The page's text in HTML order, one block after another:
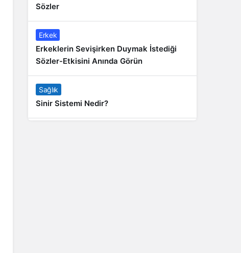
Sözler
Erkek
Erkeklerin Sevişirken Duymak İstediği
Sözler-Etkisini Anında Görün
Sağlık
Sinir Sistemi Nedir?